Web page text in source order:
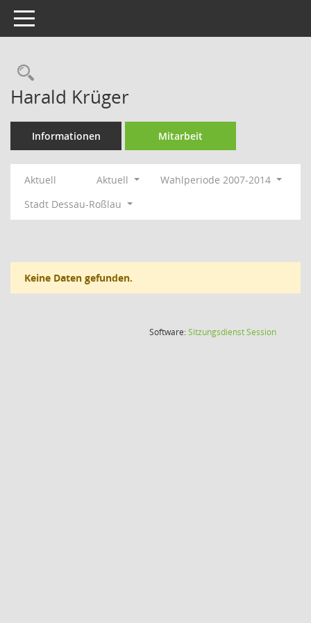
Toggle navigation
Rechercheauswahl
Harald Krüger
Informationen Mitarbeit
Aktuell Aktuell
Wahlperiode 2007-2014
Stadt Dessau-Roßlau
Keine Daten gefunden.
Software:SitzungsdienstSession(Wird in